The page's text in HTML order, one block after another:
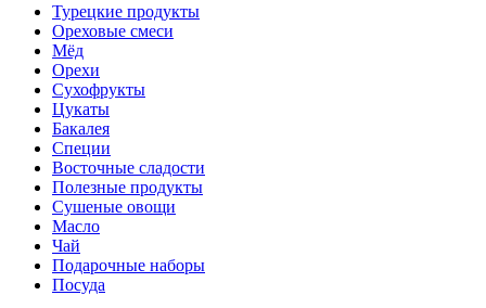
Турецкие продукты
Ореховые смеси
Мёд
Орехи
Сухофрукты
Цукаты
Бакалея
Специи
Восточные сладости
Полезные продукты
Сушеные овощи
Масло
Чай
Подарочные наборы
Посуда